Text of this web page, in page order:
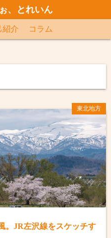
、とれいん
紹介 コラム
東北地方
。JR左沢線をスケッチす